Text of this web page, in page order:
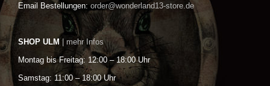
Email Bestellungen: order@wonderland13-store.de
SHOP ULM | mehr Infos
Montag bis Freitag: 12:00 – 18:00 Uhr
Samstag: 11:00 – 18:00 Uhr